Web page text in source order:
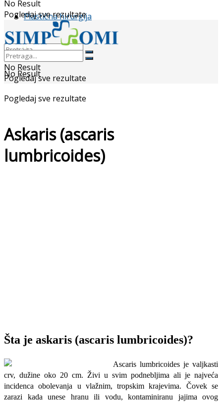
Plastična hirurgija
No Result
Pogledaj sve rezultate
No Result
Pogledaj sve rezultate
No Result
Pogledaj sve rezultate
Askaris (ascaris
lumbricoides)
Šta je askaris (ascaris lumbricoides)?
Ascaris lumbricoides je valjkasti
crv, dužine oko 20 cm. Živi u svim podnebljima ali je najveća
incidenca obolevanja u vlažnim, tropskim kraje­vima. Čovek se
zarazi kada unese hranu ili vodu, kontaminiranu jajima ovog